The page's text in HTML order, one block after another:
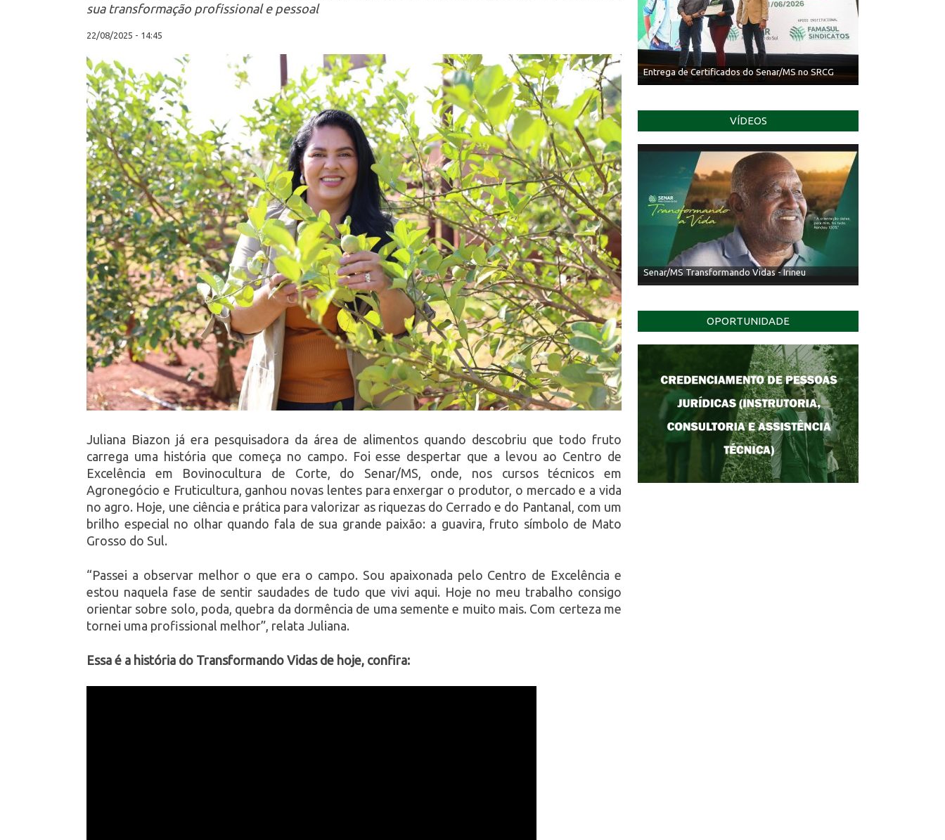
Entrega de Certificados do Senar/MS no SRCG
VÍDEOS
Senar/MS Transformando Vidas - Irineu
OPORTUNIDADE
sua transformação profissional e pessoal
22/08/2025 - 14:45
Juliana Biazon já era pesquisadora da área de alimentos quando descobriu que todo fruto
carrega uma história que começa no campo. Foi esse despertar que a levou ao Centro de
Excelência em Bovinocultura de Corte, do Senar/MS, onde, nos cursos técnicos em
Agronegócio e Fruticultura, ganhou novas lentes para enxergar o produtor, o mercado e a vida
no agro. Hoje, une ciência e prática para valorizar as riquezas do Cerrado e do Pantanal, com um
brilho especial no olhar quando fala de sua grande paixão: a guavira, fruto símbolo de Mato
Grosso do Sul.
“Passei a observar melhor o que era o campo. Sou apaixonada pelo Centro de Excelência e
estou naquela fase de sentir saudades de tudo que vivi aqui. Hoje no meu trabalho consigo
orientar sobre solo, poda, quebra da dormência de uma semente e muito mais. Com certeza me
tornei uma profissional melhor”, relata Juliana.
Essa é a história do Transformando Vidas de hoje, confira: